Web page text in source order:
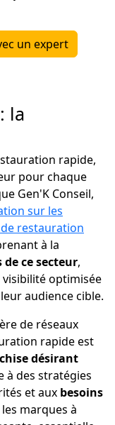
un expert
la
rapide,
pour chaque
Gen'K Conseil,
sur les
restauration
à la
ce secteur,
visibilité optimisée
audience cible.
de réseaux
rapide est
désirant
à des stratégies
et aux besoins
marques à